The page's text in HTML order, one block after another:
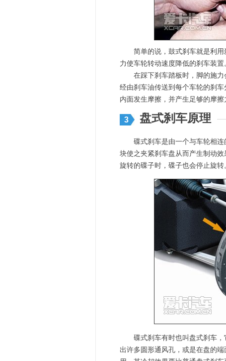
简单的说，鼓式刹车就是利用
力使车轮转动速度降低的刹车装置
在踩下刹车踏板时，脚的施力
经由刹车油传送到每个车轮的刹
内面发生摩擦，并产生足够的摩
3 盘式刹车原理
碟式刹车是由一个与车轮相连
块使之夹紧刹车盘从而产生制动
旋转的碟子时，碟子也会停止旋转
碟式刹车有时也叫盘式刹车，
出许多圆形通风孔，或是在盘的